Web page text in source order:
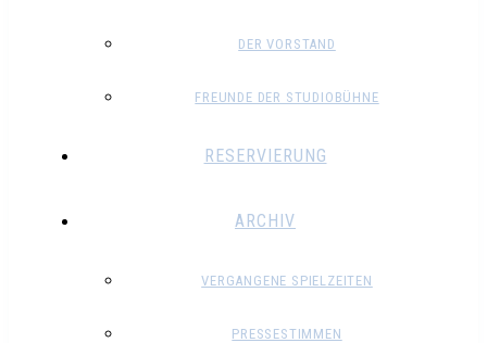
DER VORSTAND
FREUNDE DER STUDIOBÜHNE
RESERVIERUNG
ARCHIV
VERGANGENE SPIELZEITEN
PRESSESTIMMEN